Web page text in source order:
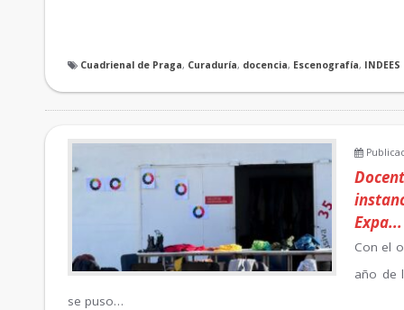
Cuadrienal de Praga, Curaduría, docencia, Escenografía, INDEES
Expa...
Con el
año de
se puso…